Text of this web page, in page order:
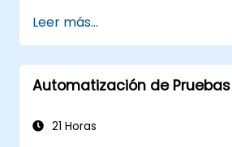
ejercicios prácticos, los
adquieren las habilidades
gestionar con confianza
OpenShift listos para
Leer más...
Automatización de
21 Horas